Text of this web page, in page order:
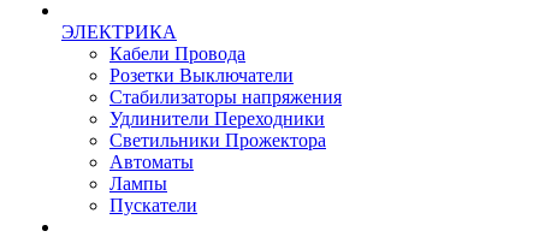
ЭЛЕКТРИКА
Кабели Провода
Розетки Выключатели
Стабилизаторы напряжения
Удлинители Переходники
Светильники Прожектора
Автоматы
Лампы
Пускатели